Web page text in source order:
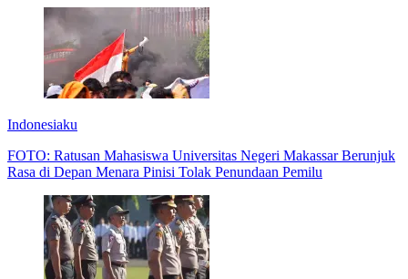
Indonesiaku
FOTO: Ratusan Mahasiswa Universitas Negeri Makassar Berunjuk
Rasa di Depan Menara Pinisi Tolak Penundaan Pemilu